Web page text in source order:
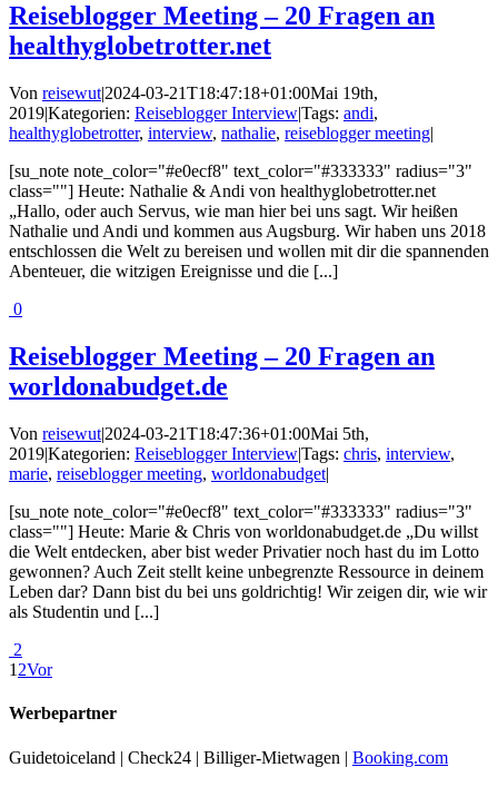
Reiseblogger Meeting – 20 Fragen an
healthyglobetrotter.net
Von reisewut|2024-03-21T18:47:18+01:00Mai 19th,
2019|Kategorien: Reiseblogger Interview|Tags: andi,
healthyglobetrotter, interview, nathalie, reiseblogger meeting|
[su_note note_color="#e0ecf8" text_color="#333333" radius="3"
class=""] Heute: Nathalie & Andi von healthyglobetrotter.net
„Hallo, oder auch Servus, wie man hier bei uns sagt. Wir heißen
Nathalie und Andi und kommen aus Augsburg. Wir haben uns 2018
entschlossen die Welt zu bereisen und wollen mit dir die spannenden
Abenteuer, die witzigen Ereignisse und die [...]
0
Reiseblogger Meeting – 20 Fragen an
worldonabudget.de
Von reisewut|2024-03-21T18:47:36+01:00Mai 5th,
2019|Kategorien: Reiseblogger Interview|Tags: chris, interview,
marie, reiseblogger meeting, worldonabudget|
[su_note note_color="#e0ecf8" text_color="#333333" radius="3"
class=""] Heute: Marie & Chris von worldonabudget.de „Du willst
die Welt entdecken, aber bist weder Privatier noch hast du im Lotto
gewonnen? Auch Zeit stellt keine unbegrenzte Ressource in deinem
Leben dar? Dann bist du bei uns goldrichtig! Wir zeigen dir, wie wir
als Studentin und [...]
2
1 2Vor
Werbepartner
Guidetoiceland | Check24 | Billiger-Mietwagen | Booking.com